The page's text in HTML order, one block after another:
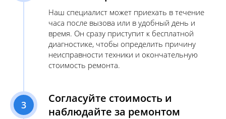
Наш специалист может приехать в течение
часа после вызова или в удобный день и
время. Он сразу приступит к бесплатной
диагностике, чтобы определить причину
неисправности техники и окончательную
стоимость ремонта.
3
Согласуйте стоимость и
наблюдайте за ремонтом